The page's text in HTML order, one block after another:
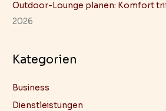
Outdoor-Lounge planen: Komfort
2026
Kategorien
Business
Dienstleistungen